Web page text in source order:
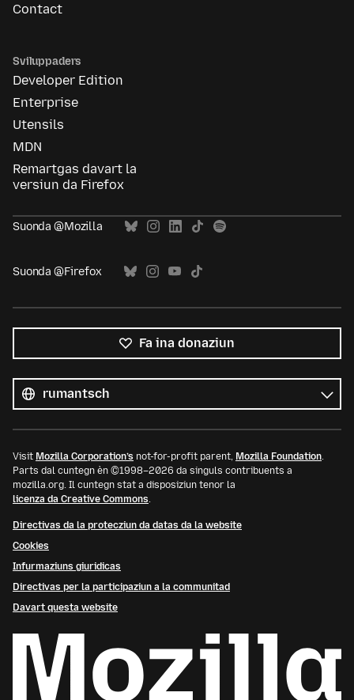
Contact
Sviluppaders
Developer Edition
Enterprise
Utensils
MDN
Remartgas davart la
versiun da Firefox
Suonda @Mozilla
Suonda @Firefox
Fa ina donaziun
las
linguas
Lingua
Visit Mozilla Corporation’s not-for-profit parent, Mozilla Foundation.
Parts dal cuntegn èn ©1998–2026 da singuls contribuents a
mozilla.org. Il cuntegn stat a disposiziun tenor la
licenza da Creative Commons.
Directivas da la protecziun da datas da la website
Cookies
Infurmaziuns giuridicas
Directivas per la participaziun a la communitad
Davart questa website